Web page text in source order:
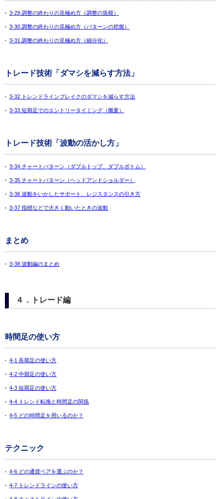
3-29 調整の終わりの見極め方（調整の規模）
3-30 調整の終わりの見極め方（パターンの把握）
3-31 調整の終わりの見極め方（細分化）
トレード技術「ダマシを減らす方法」
3-32 トレンドラインブレイクのダマシを減らす方法
3-33 短期足でのエントリータイミング（概要）
トレード技術「波動の活かし方」
3-34 チャートパターン（ダブルトップ、ダブルボトム）
3-35 チャートパターン（ヘッドアンドショルダー）
3-36 波動をいかしたサポート、レジスタンスの引き方
3-37 指標などで大きく動いたときの波動
まとめ
3-38 波動編のまとめ
４．トレード編
時間足の使い方
4-1 長期足の使い方
4-2 中期足の使い方
4-3 短期足の使い方
4-4 トレンド転換と時間足の関係
4-5 どの時間足を用いるのか？
テクニック
4-6 どの通貨ペアを選ぶのか？
4-7 トレンドラインの使い方